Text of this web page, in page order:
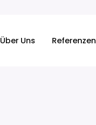
Über Uns Referenzen